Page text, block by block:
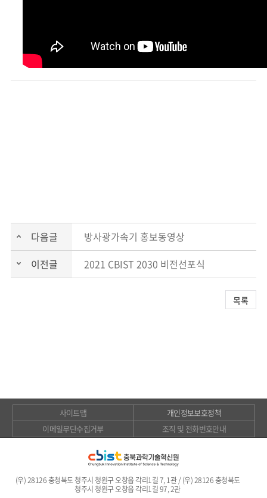
다음글
방사광가속기 홍보동영상
이전글
2021 CBIST 2030 비전선포식
목록
사이트맵
개인정보보호정책
이메일무단수집거부
조직 및 전화번호안내
(우) 28126 충청북도 청주시 청원구 오창읍 각리1길 7, 1관 / (우) 28126 충청북도
청주시 청원구 오창읍 각리1길 97, 2관